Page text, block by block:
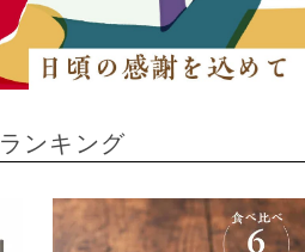
ランキング